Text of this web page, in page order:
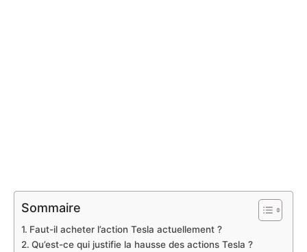
Sommaire
Faut-il acheter l’action Tesla actuellement ?
Qu’est-ce qui justifie la hausse des actions Tesla ?